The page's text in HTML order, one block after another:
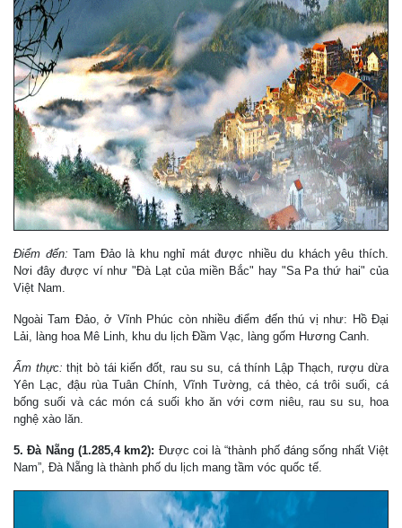
Điểm đến: Tam Đảo là khu nghỉ mát được nhiều du khách yêu thích.
Nơi đây được ví như "Đà Lạt của miền Bắc" hay "Sa Pa thứ hai" của
Việt Nam.
Ngoài Tam Đảo, ở Vĩnh Phúc còn nhiều điểm đến thú vị như: Hồ Đại
Lải, làng hoa Mê Linh, khu du lịch Đầm Vạc, làng gốm Hương Canh.
Ẩm thực:thịt bò tái kiến đốt, rau su su, cá thính Lập Thạch, rượu dừa
Yên Lạc, đậu rùa Tuân Chính, Vĩnh Tường, cá thèo, cá trôi suối, cá
bống suối và các món cá suối kho ăn với cơm niêu, rau su su, hoa
nghệ xào lăn.
5. Đà Nẵng (1.285,4 km2): Được coi là “thành phố đáng sống nhất Việt
Nam”, Đà Nẵng là thành phố du lịch mang tầm vóc quốc tế.